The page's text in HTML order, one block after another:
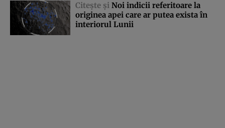
Citeşte şi Noi indicii referitoare la
originea apei care ar putea exista în
interiorul Lunii